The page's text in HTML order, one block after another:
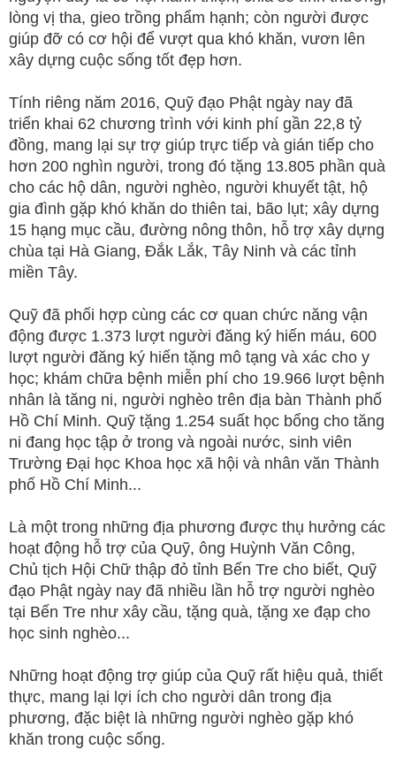
lòng vị tha, gieo trồng phẩm hạnh; còn người được
giúp đỡ có cơ hội để vượt qua khó khăn, vươn lên
xây dựng cuộc sống tốt đẹp hơn.
Tính riêng năm 2016, Quỹ đạo Phật ngày nay đã
triển khai 62 chương trình với kinh phí gần 22,8 tỷ
đồng, mang lại sự trợ giúp trực tiếp và gián tiếp cho
hơn 200 nghìn người, trong đó tặng 13.805 phần quà
cho các hộ dân, người nghèo, người khuyết tật, hộ
gia đình gặp khó khăn do thiên tai, bão lụt; xây dựng
15 hạng mục cầu, đường nông thôn, hỗ trợ xây dựng
chùa tại Hà Giang, Đắk Lắk, Tây Ninh và các tỉnh
miền Tây.
Quỹ đã phối hợp cùng các cơ quan chức năng vận
động được 1.373 lượt người đăng ký hiến máu, 600
lượt người đăng ký hiến tặng mô tạng và xác cho y
học; khám chữa bệnh miễn phí cho 19.966 lượt bệnh
nhân là tăng ni, người nghèo trên địa bàn Thành phố
Hồ Chí Minh. Quỹ tặng 1.254 suất học bổng cho tăng
ni đang học tập ở trong và ngoài nước, sinh viên
Trường Đại học Khoa học xã hội và nhân văn Thành
phố Hồ Chí Minh...
Là một trong những địa phương được thụ hưởng các
hoạt động hỗ trợ của Quỹ, ông Huỳnh Văn Công,
Chủ tịch Hội Chữ thập đỏ tỉnh Bến Tre cho biết, Quỹ
đạo Phật ngày nay đã nhiều lần hỗ trợ người nghèo
tại Bến Tre như xây cầu, tặng quà, tặng xe đạp cho
học sinh nghèo...
Những hoạt động trợ giúp của Quỹ rất hiệu quả, thiết
thực, mang lại lợi ích cho người dân trong địa
phương, đặc biệt là những người nghèo gặp khó
khăn trong cuộc sống.